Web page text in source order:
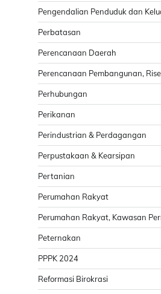
Pengendalian Penduduk dan
Perbatasan
Perencanaan Daerah
Perencanaan Pembangunan,
Perhubungan
Perikanan
Perindustrian & Perdagangan
Perpustakaan & Kearsipan
Pertanian
Perumahan Rakyat
Perumahan Rakyat, Kawasan
Peternakan
PPPK 2024
Reformasi Birokrasi